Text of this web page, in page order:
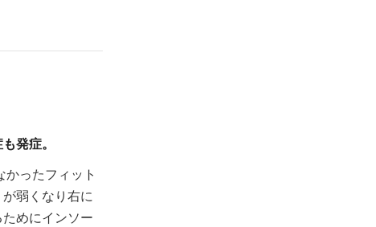
発症。
ったフィット
弱くなり右に
めにインソー